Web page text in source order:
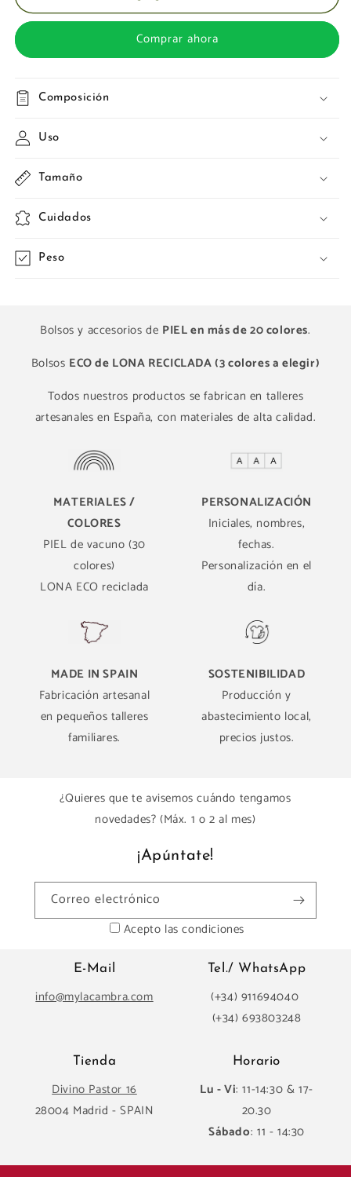
Comprar ahora
Composición
Uso
Tamaño
Cuidados
Peso
Bolsos y accesorios de PIEL en más de 20 colores.
Bolsos ECO de LONA RECICLADA (3 colores a elegir)
Todos nuestros productos se fabrican en talleres
artesanales en España, con materiales de alta calidad.
MATERIALES /
COLORES
PIEL de vacuno (30
colores)
LONA ECO reciclada
PERSONALIZACIÓN
Iniciales, nombres,
fechas.
Personalización en el
día.
MADE IN SPAIN
Fabricación artesanal
en pequeños talleres
familiares.
SOSTENIBILIDAD
Producción y
abastecimiento local,
precios justos.
¿Quieres que te avisemos cuándo tengamos
novedades? (Máx. 1 o 2 al mes)
¡Apúntate!
Correo electrónico
Acepto las condiciones
E-Mail
info@mylacambra.com
Tel./ WhatsApp
(+34) 911694040
(+34) 693803248
Tienda
Divino Pastor 16
28004 Madrid - SPAIN
Horario
Lu - Vi: 11-14:30 & 17-
20.30
Sábado: 11 - 14:30